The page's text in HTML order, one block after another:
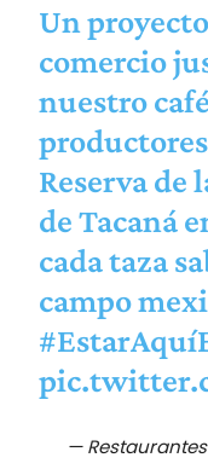
Un
comercio
nuestro
Reserva de
de Tacaná
cada taza
campo
—